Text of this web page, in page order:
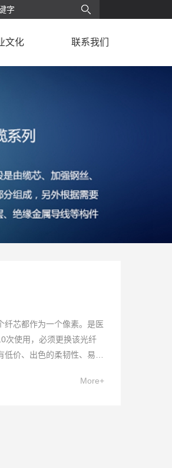
文化 联系我们
纤芯都作为一个像素。是医
次使用，必须更换该光纤
价、出色的柔韧性、易折
More+